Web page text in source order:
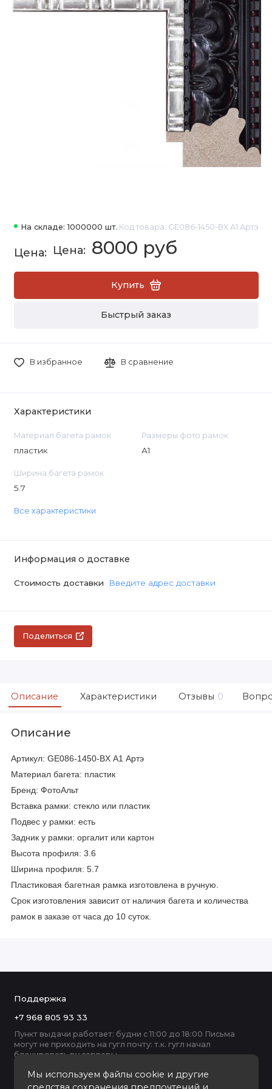
На складе: 1000000 шт. Код товара: GE086-1450-BX А1 Артэ
8000 руб
Купить
Быстрый заказ
В избранное В сравнение
Характеристики
Материал багета рамок
пластик
Размеры фото рамок
А1
Ширина багета рамок
5.7
Все характеристики
Информация о доставке
Стоимость доставки Введите адрес доставки
Поделиться
Описание Характеристики Отзывы 0
Описание
Артикул: GE086-1450-BX А1 Артэ
Материал багета: пластик
Бренд: ФотоАльт
Вставка рамки: стекло или пластик
Подвес у рамки: есть
Задник у рамки: оргалит или картон
Высота профиля: 3.6
Ширина профиля: 5.7
Пластиковая багетная рамка изготовлена в ручную.
Срок изготовления зависит от наличия багета и количества
рамок в заказе от часа до 10 суток.
Мы используем файлы cookie и другие
Поддержка
+7 968 805 93 33
Пункт выдачи работает: будни с 11:00 до 18:00 Письма
могут не приходить на гугл почту: т.к. гугл начал
блокировать ру серверы